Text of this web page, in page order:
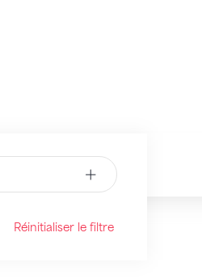
Réinitialiser le filtre